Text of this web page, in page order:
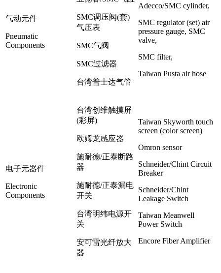
气动元件
Pneumatic
Components
SMC调压阀(套)
气压表
SMC气阀
SMC过滤器
台湾普士达气管
Adecco/SMC cylinder,
SMC regulator (set) air
pressure gauge, SMC
valve,
SMC filter,
Taiwan Pusta air hose
电子元器件
Electronic
Components
台湾创维触摸屏
(彩屏)
欧姆龙感应器
施耐德/正泰断路
器
施耐德/正泰漏电
开关
台湾明纬电源开
关
安可雷光纤放大
器
Taiwan Skyworth touch
screen (color screen)
Omron sensor
Schneider/Chint Circuit
Breaker
Schneider/Chint
Leakage Switch
Taiwan Meanwell
Power Switch
Encore Fiber Amplifier